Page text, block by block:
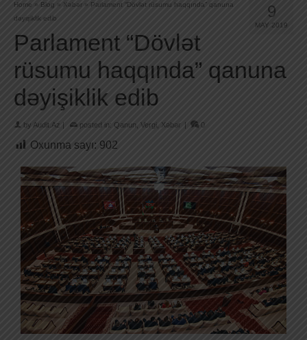
9
MAY 2019
Home » Blog » Xəbər » Parlament “Dövlət rüsumu haqqında” qanuna
dəyişiklik edib
Parlament “Dövlət
rüsumu haqqında” qanuna
dəyişiklik edib
by Audit.Az | posted in: Qanun Vergi Xəbər | 0
Oxunma sayı: 902